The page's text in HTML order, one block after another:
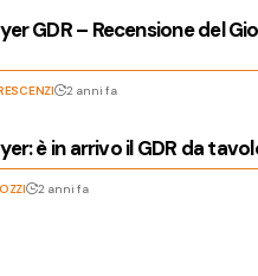
GDR – Recensione del
2 anni fa
è in arrivo il GDR da
2 anni fa